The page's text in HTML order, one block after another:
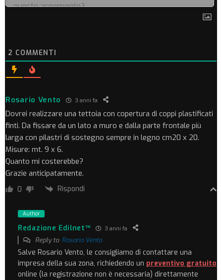
2 COMMENTI
Rosario Vento 3 anni fa
Dovrei realizzare una tettoia con copertura di coppi plastificati
finti. Da fissare da un lato a muro e dalla parte frontale più
larga con pilastri di sostegno sempre in legno cm20 x 20.
Misure: mt. 9 x 6.
Quanto mi costerebbe?
Grazie anticipatamente.
0 Rispondi
Author
Redazione Edilnet™ 3 anni fa
Reply to Rosario Vento
Salve Rosario Vento, le consigliamo di contattare una
impresa della sua zona, richiedendo un preventivo gratuito
online (la registrazione non è necessaria) direttamente